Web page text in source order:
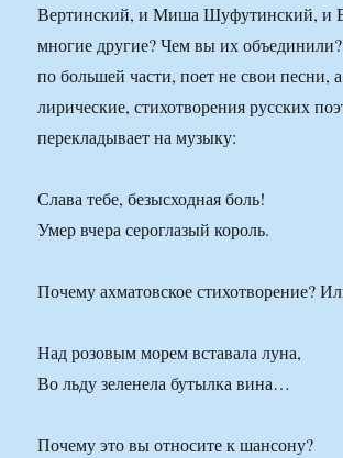
Вертинский, и Миша Шуфутинский, и
многие другие? Чем вы их
по большей части, поет не свои песни,
лирические, стихотворения русских
перекладывает на музыку:
Слава тебе, безысходная боль!
Умер вчера сероглазый король.
Почему ахматовское стихотворение?
Над розовым морем вставала луна,
Во льду зеленела бутылка вина…
Почему это вы относите к шансону?